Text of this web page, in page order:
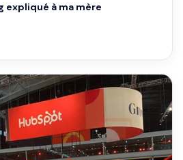
expliqué à ma mère